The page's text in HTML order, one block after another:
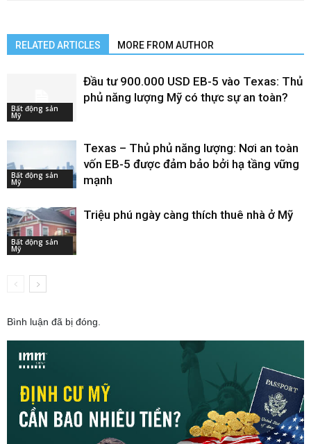
RELATED ARTICLES MORE FROM AUTHOR
Bất động sản
Mỹ
Đầu tư 900.000 USD EB-5 vào Texas: Thủ
phủ năng lượng Mỹ có thực sự an toàn?
Bất động sản
Mỹ
Texas – Thủ phủ năng lượng: Nơi an toàn
vốn EB-5 được đảm bảo bởi hạ tầng vững
mạnh
Bất động sản
Mỹ
Triệu phú ngày càng thích thuê nhà ở Mỹ
Bình luận đã bị đóng.